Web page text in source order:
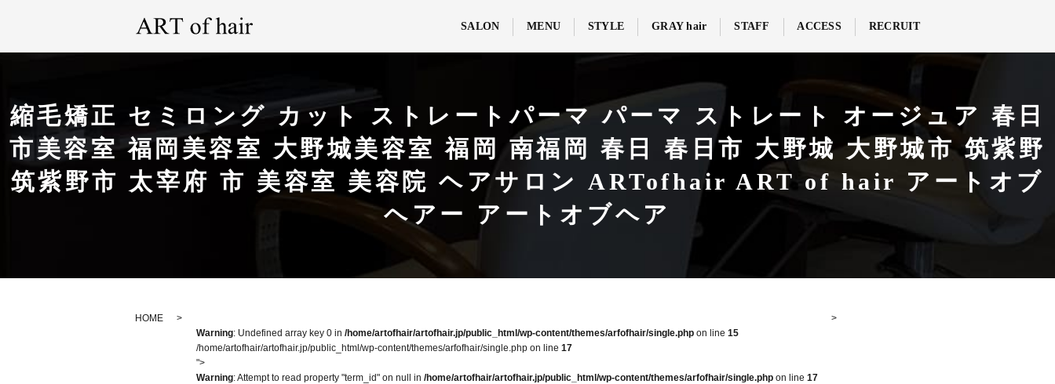
SALON MENU STYLE GRAY hair STAFF ACCESS RECRUIT
縮毛矯正 セミロング カット ストレートパーマ パーマ ストレート オージュア 春日
市美容室 福岡美容室 大野城美容室 福岡 南福岡 春日 春日市 大野城 大野城市 筑紫野
筑紫野市 太宰府 市 美容室 美容院 ヘアサロン ARTofhair ART of hair アートオブ
ヘアー アートオブヘア
HOME
Warning: Undefined array key 0 in /home/artofhair/artofhair.jp/public_html/wp-content/themes/arfofhair/single.php on line 15
/home/artofhair/artofhair.jp/public_html/wp-content/themes/arfofhair/single.php on line 17
">
Warning: Attempt to read property "term_id" on null in /home/artofhair/artofhair.jp/public_html/wp-content/themes/arfofhair/single.php on line 17